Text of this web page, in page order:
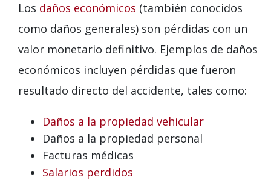
Los daños económicos (también conocidos
como daños generales) son pérdidas con un
valor monetario definitivo. Ejemplos de daños
económicos incluyen pérdidas que fueron
resultado directo del accidente, tales como:
Daños a la propiedad vehicular
Daños a la propiedad personal
Facturas médicas
Salarios perdidos